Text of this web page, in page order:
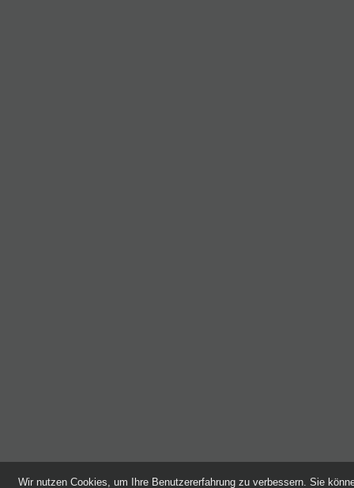
Wir nutzen Cookies, um Ihre Benutzererfahrung zu verbessern. Sie